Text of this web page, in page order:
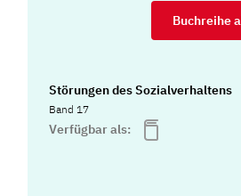
Buchreihe
Störungen des Sozialverhaltens
Band 17
Verfügbar als: